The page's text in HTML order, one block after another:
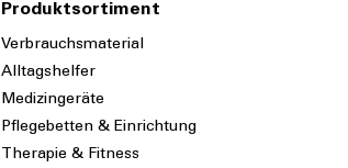
Produktsortiment
Verbrauchsmaterial
Alltagshelfer
Medizingeräte
Pflegebetten & Einrichtung
Therapie & Fitness